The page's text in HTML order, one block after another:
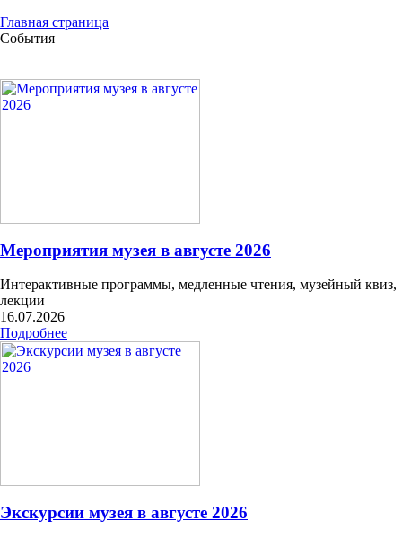
Главная страница
События
Мероприятия музея в августе 2026
Интерактивные программы, медленные чтения, музейный квиз,
лекции
16.07.2026
Подробнее
Экскурсии музея в августе 2026